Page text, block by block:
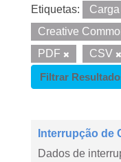
Etiquetas: Carga
Creative
PDF
CSV
Filtrar
Interrupção de
Dados de